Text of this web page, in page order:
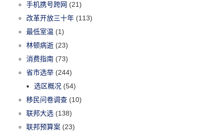
手机携号跨网 (21)
改革开放三十年 (113)
最低室温 (1)
林顿病逝 (23)
消费指南 (73)
省市选举 (244)
选区概况 (54)
移民问卷调查 (10)
联邦大选 (138)
联邦预算案 (23)